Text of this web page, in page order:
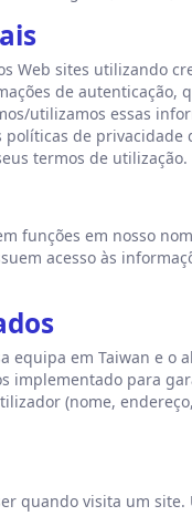
Web sites utilizando
de
utilizamos essas
de
termos de utilização.
funções em nosso
acesso às
equipa em Taiwan e
implementado para
(nome,
quando visita um